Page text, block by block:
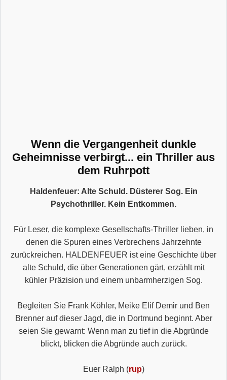
Wenn die Vergangenheit dunkle
Geheimnisse verbirgt... ein Thriller aus
dem Ruhrpott
Haldenfeuer: Alte Schuld. Düsterer Sog. Ein
Psychothriller. Kein Entkommen.
Für Leser, die komplexe Gesellschafts-Thriller lieben, in
denen die Spuren eines Verbrechens Jahrzehnte
zurückreichen. HALDENFEUER ist eine Geschichte über
alte Schuld, die über Generationen gärt, erzählt mit
kühler Präzision und einem unbarmherzigen Sog.
Begleiten Sie Frank Köhler, Meike Elif Demir und Ben
Brenner auf dieser Jagd, die in Dortmund beginnt. Aber
seien Sie gewarnt: Wenn man zu tief in die Abgründe
blickt, blicken die Abgründe auch zurück.
Euer Ralph (rup)